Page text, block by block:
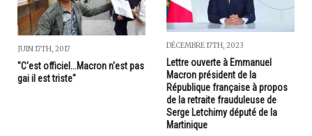
JUIN 17TH, 2017
"C'est officiel...Macron n'est pas
gai il est triste"
DÉCEMBRE 17TH, 2023
Lettre ouverte à Emmanuel
Macron président de la
République française à propos
de la retraite frauduleuse de
Serge Letchimy député de la
Martinique